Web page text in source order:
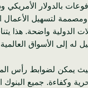
بالدولار
الدولية واضحة.
إلى الأسواق
يمكن لضوابط رأس